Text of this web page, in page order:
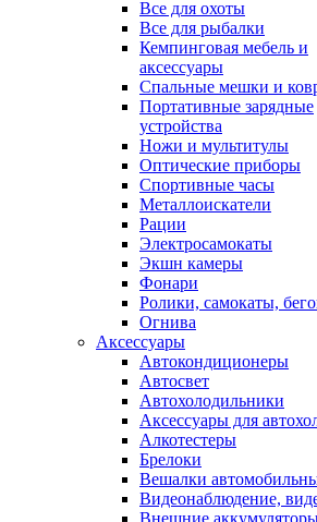
Все для охоты
Все для рыбалки
Кемпинговая мебель и
аксессуары
Спальные мешки и
Портативные зарядные
устройства
Ножи и мультитулы
Оптические приборы
Спортивные часы
Металлоискатели
Рации
Электросамокаты
Экшн камеры
Фонари
Ролики, самокаты,
Огнива
Аксессуары
Автокондиционеры
Aвтосвет
Автохолодильники
Аксессуары для
Алкотестеры
Брелоки
Вешалки
Видеонаблюдение,
Внешние